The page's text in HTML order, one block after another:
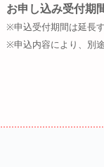
お申し込み受付期
※申込受付期間は延長
※申込内容により、別